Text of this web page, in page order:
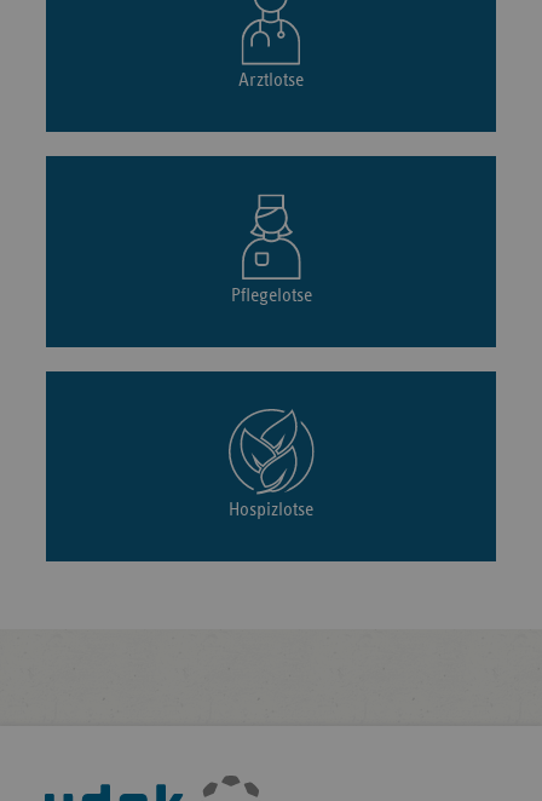
Arztlotse
Pflegelotse
Hospizlotse
Fußleisten-